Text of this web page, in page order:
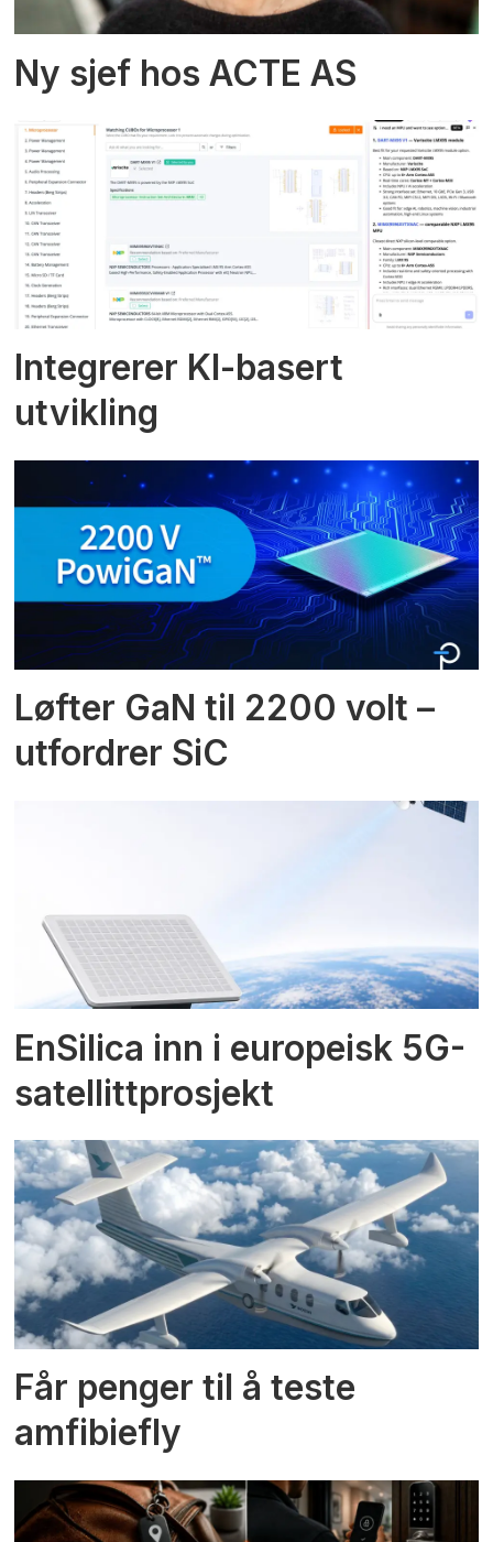
Ny sjef hos ACTE AS
Integrerer KI-basert
utvikling
Løfter GaN til 2200 volt –
utfordrer SiC
EnSilica inn i europeisk 5G-
satellittprosjekt
Får penger til å teste
amfibiefly